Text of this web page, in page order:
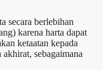
secara berlebihan
karena harta dapat
ketaatan kepada
sebagaimana